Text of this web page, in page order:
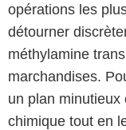
opérations les
détourner
méthylamine
marchandises.
un plan
chimique tout en